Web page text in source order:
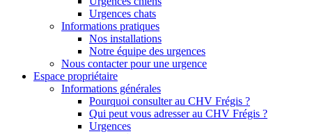
Urgences chats
Informations pratiques
Nos installations
Notre équipe des urgences
Nous contacter pour une urgence
Espace propriétaire
Informations générales
Pourquoi consulter au CHV Frégis ?
Qui peut vous adresser au CHV Frégis ?
Urgences